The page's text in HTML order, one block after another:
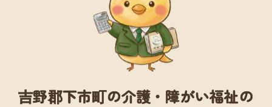
吉野郡下市町の介護・障がい福祉の